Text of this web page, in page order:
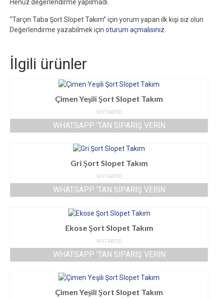
Henüz değerlendirme yapılmadı.
“Tarçın Taba Şort Slopet Takım” için yorum yapan ilk kişi siz olun
Değerlendirme yazabilmek için oturum açmalısınız
İlgili ürünler
Çimen Yeşili Şort Slopet Takım
NOT RATED
WHATSAPP 'TAN SIPARIŞ VERIN
Gri Şort Slopet Takım
NOT RATED
WHATSAPP 'TAN SIPARIŞ VERIN
Ekose Şort Slopet Takım
NOT RATED
WHATSAPP 'TAN SIPARIŞ VERIN
Çimen Yeşili Şort Slopet Takım